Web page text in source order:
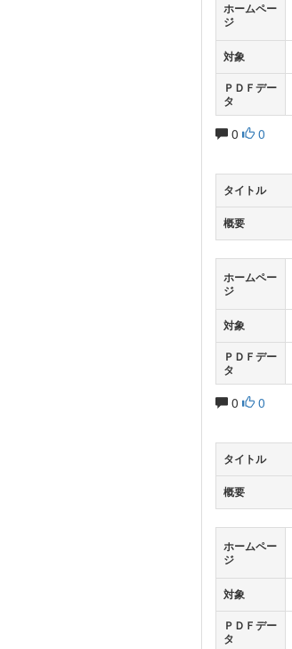
ホームペー
ジ
対象
ＰＤＦデー
タ
0 0
タイトル
概要
ホームペー
ジ
対象
ＰＤＦデー
タ
0 0
タイトル
概要
ホームペー
ジ
対象
ＰＤＦデー
タ